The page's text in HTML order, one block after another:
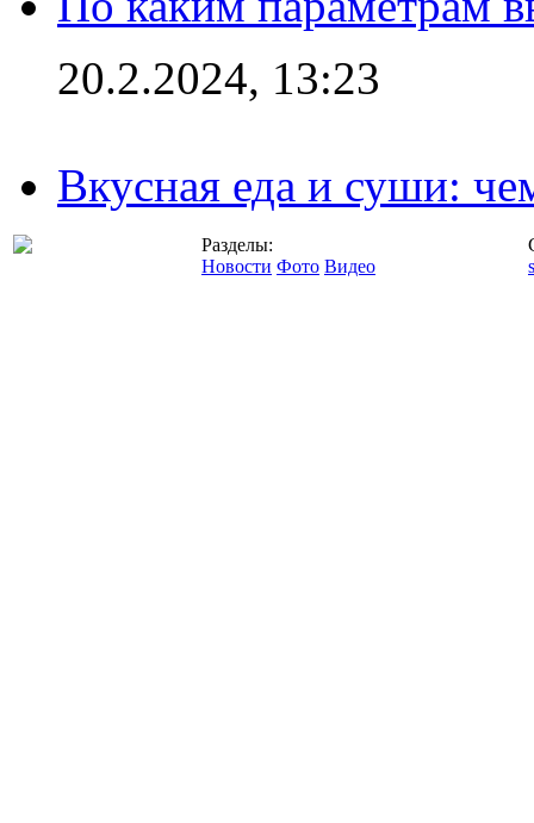
20.2.2024, 13:23
Вкусная еда и суши:
Разделы:
Новости Фото Видео